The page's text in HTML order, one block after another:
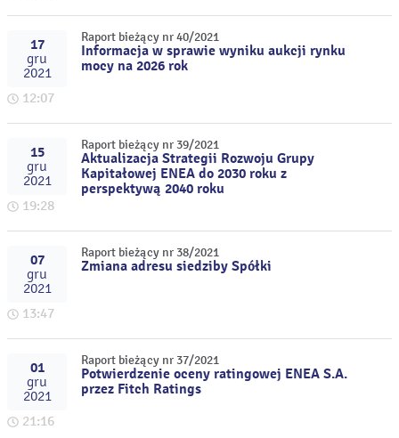
17
gru
2021
12:07
Raport bieżący nr 40/2021
Informacja w sprawie wyniku aukcji rynku
mocy na 2026 rok
15
gru
2021
19:28
Raport bieżący nr 39/2021
Aktualizacja Strategii Rozwoju Grupy
Kapitałowej ENEA do 2030 roku z
perspektywą 2040 roku
07
gru
2021
13:47
Raport bieżący nr 38/2021
Zmiana adresu siedziby Spółki
01
gru
2021
21:16
Raport bieżący nr 37/2021
Potwierdzenie oceny ratingowej ENEA S.A.
przez Fitch Ratings